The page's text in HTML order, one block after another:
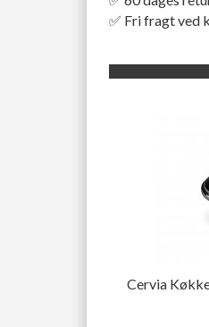
✅ Fri fragt ved
Cervia